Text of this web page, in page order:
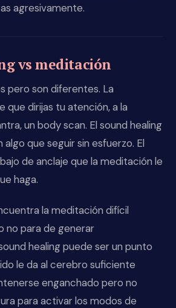
agresivamente.
vs meditación
pero son diferentes. La
que dirijas tu atención, a la
un body scan. El sound healing
que seguir sin esfuerzo. El
de anclaje que la meditación le
haga.
la meditación difícil
no para de generar
healing puede ser un punto
le da al cerebro suficiente
enganchado pero no
para activar los modos de